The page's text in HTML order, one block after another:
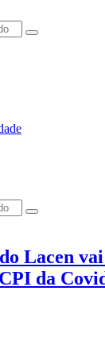
Lacen
da